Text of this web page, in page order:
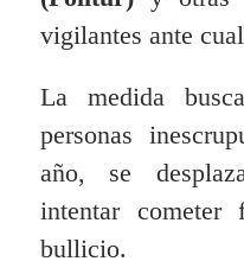
vigilantes ante
La medida
personas
año, se
intentar cometer
bullicio.